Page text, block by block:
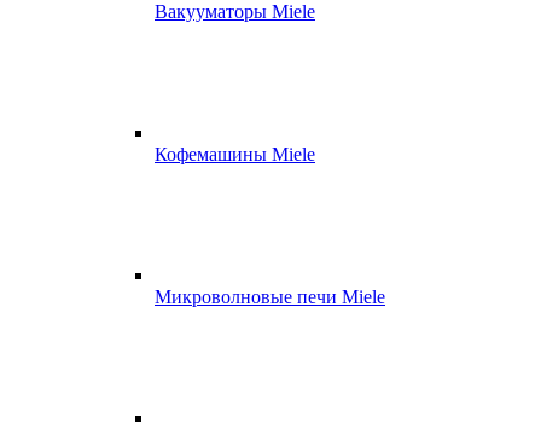
Вакууматоры Miele
Кофемашины Miele
Микроволновые печи Miele